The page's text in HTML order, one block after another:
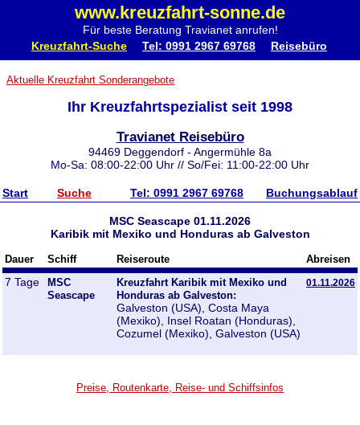
www.kreuzfahrt-sonne.de
Für beste Beratung Travianet anrufen!
Kreuzfahrt-Suche Tel: 0991 2967 69768 Reisebüro
Aktuelle Kreuzfahrt Sonderangebote
Ihr Kreuzfahrtspezialist seit 1998
Travianet Reisebüro
94469 Deggendorf - Angermühle 8a
Mo-Sa: 08:00-22:00 Uhr // So/Fei: 11:00-22:00 Uhr
Start Suche Tel: 0991 2967 69768 Buchungsablauf
MSC Seascape 01.11.2026
Karibik mit Mexiko und Honduras ab Galveston
Dauer Schiff Reiseroute Abreisen
7 Tage
MSC
Seascape
Kreuzfahrt Karibik mit Mexiko und
Honduras ab Galveston:
Galveston (USA), Costa Maya
(Mexiko), Insel Roatan (Honduras),
Cozumel (Mexiko), Galveston (USA)
01.11.2026
Preise, Routenkarte, Reise- und Schiffsinfos